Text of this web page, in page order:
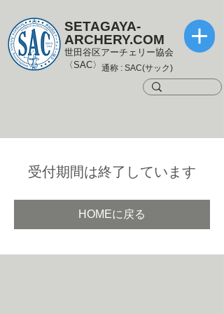
SETAGAYA-
ARCHERY.COM
世田谷区アーチェリー協会
〈SAC〉 通称 : SAC(サック)
受付期間は終了しています
HOMEに戻る